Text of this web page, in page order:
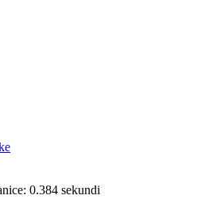
0.384 sekundi